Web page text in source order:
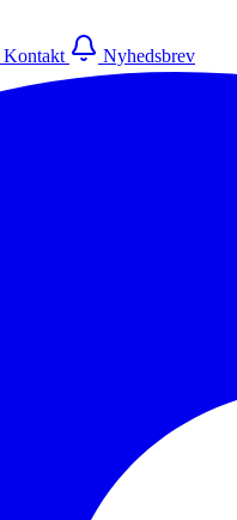
Kontakt Nyhedsbrev